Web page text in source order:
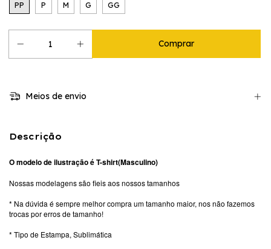
PP P M G GG
Meios de envio
Descrição
O modelo de ilustração é T-shirt(Masculino)
Nossas modelagens são fieis aos nossos tamanhos
* Na dúvida é sempre melhor compra um tamanho maior, nos não fazemos
trocas por erros de tamanho!
* Tipo de Estampa, Sublimática